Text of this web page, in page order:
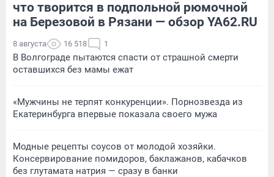
что творится в подпольной рюмочной
на Березовой в Рязани — обзор YA62.RU
8 августа 16 518 1
В Волгограде пытаются спасти от страшной смерти
оставшихся без мамы ежат
«Мужчины не терпят конкуренции». Порнозвезда из
Екатеринбурга впервые показала своего мужа
Модные рецепты соусов от молодой хозяйки.
Консервирование помидоров, баклажанов, кабачков
без глутамата натрия — сразу в банки